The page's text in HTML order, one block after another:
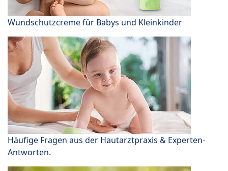
Wundschutzcreme für Babys und Kleinkinder
Häufige Fragen aus der Hautarztpraxis & Experten-
Antworten.